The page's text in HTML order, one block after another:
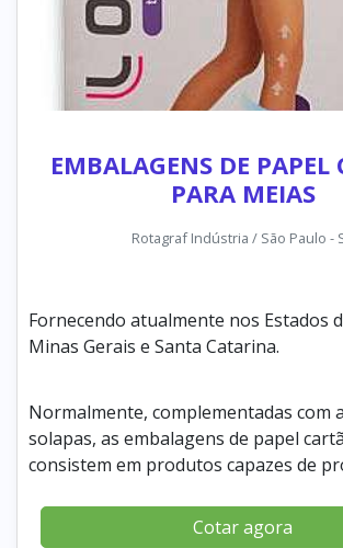
EMBALAGENS DE PAPEL
PARA MEIAS
Rotagraf Indústria / São Paulo -
Fornecendo atualmente nos Estados
Minas Gerais e Santa Catarina.
Normalmente, complementadas com
solapas, as embalagens de papel
consistem em produtos capazes de
Cotar agora